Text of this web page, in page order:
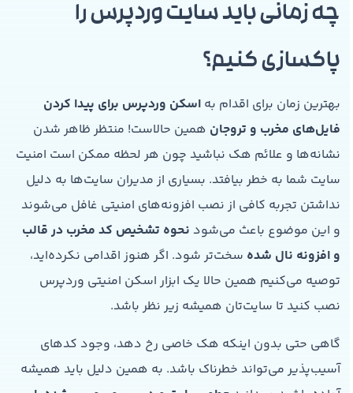
چه زمانی باید سایت وردپرس را
پاکسازی کنیم؟
بهترین زمان برای اقدام به اسکن وردپرس برای پیدا کردن
فایل‌های مخرب و تروجانهمین حالاست! منتظر ظاهر شدن
نشانه‌ها و علائم هک نباشید چون هر لحظه ممکن است امنیت
سایت شما به خطر بیافتد. بسیاری از مدیران سایت‌ها به دلیل
نداشتن تجربه کافی از نصب افزونه‌های امنیتی غافل می‌شوند
و این موضوع باعث می‌شود نحوه تشخیص کد مخرب در قالب
و افزونه نال شدهسخت‌تر شود. اگر هنوز اقدامی نکرده‌اید،
توصیه می‌کنیم همین حالا یک ابزار اسکن امنیتی وردپرس
نصب کنید تا سایت‌تان همیشه زیر نظر باشد.
گاهی حتی بدون اینکه هک خاصی رخ دهد، وجود کدهای
آسیب‌پذیر می‌تواند خطرناک باشد. به همین دلیل باید همیشه